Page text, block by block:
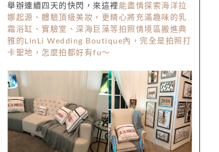
舉辦連續四天的快閃，來這裡 能盡情探索海洋拉
娜起源、體驗頂級美妝，更精心將充滿趣味的乳
霜浴缸、實驗室、深海巨藻等拍照情境區搬進典
雅的LinLi Wedding Boutique內，完全是拍照打
卡聖地，怎麼拍都好有fu～